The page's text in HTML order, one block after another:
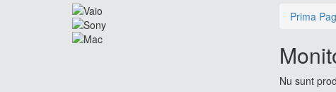
Prima
Nu sunt